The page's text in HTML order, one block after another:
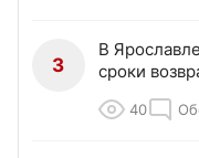
3
В
сроки
40